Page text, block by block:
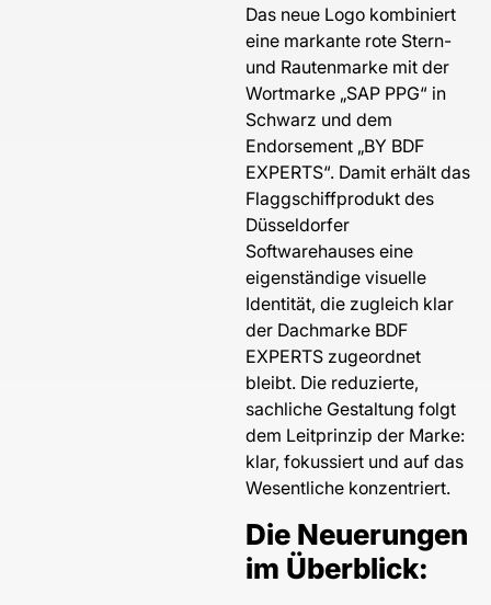
Das neue Logo kombiniert
eine markante rote Stern-
und Rautenmarke mit der
Wortmarke „SAP PPG“ in
Schwarz und dem
Endorsement „BY BDF
EXPERTS“. Damit erhält das
Flaggschiffprodukt des
Düsseldorfer
Softwarehauses eine
eigenständige visuelle
Identität, die zugleich klar
der Dachmarke BDF
EXPERTS zugeordnet
bleibt. Die reduzierte,
sachliche Gestaltung folgt
dem Leitprinzip der Marke:
klar, fokussiert und auf das
Wesentliche konzentriert.
Die Neuerungen
im Überblick: